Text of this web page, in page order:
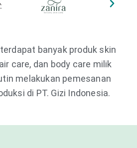
banyak produk skin
care, dan body care milik
melakukan pemesanan
di PT. Gizi Indonesia.